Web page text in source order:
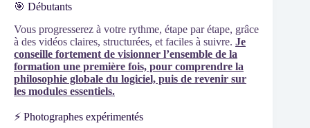
🎯 Débutants
Vous progresserez à votre rythme, étape par étape, grâce
à des vidéos claires, structurées, et faciles à suivre. Je
conseille fortement de visionner l’ensemble de la
formation une première fois, pour comprendre la
philosophie globale du logiciel, puis de revenir sur
les modules essentiels.
⚡ Photographes expérimentés